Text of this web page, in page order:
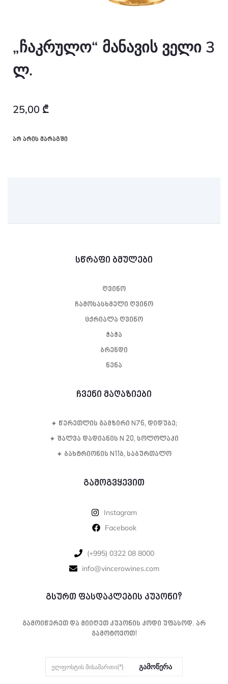
„ჩაკრულო“ მანავის ველი 3
ლ.
25,00 ₾
არ არის მარაგში
სწრაფი ბმულები
ღვინო
ჩამოსასხმელი ღვინო
ცქრიალა ღვინო
ჭაჭა
ბრენდი
ნენა
ჩვენი მაღაზიები
✦ წე­რეთ­ლის გამ­ზი­რი N76, დი­დუ­ბე;
✦ შალვა დადიანის N 20, სოლოლაკი
✦ ბახტრიონის N11ბ, საბურთალო
გამოგვყევით
Instagram
Facebook
‪(+995) 0322 08 8000‬‬
info@vincerowines.com
გსურთ ფასდაკლების კუპონი?
Გამოიწერეთ Და Მიიღეთ Კუპონის Კოდი Უფასოდ. Არ
Გამოტოვოთ!
Გამოწერა